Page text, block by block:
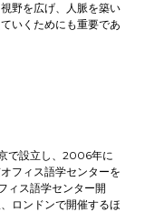
野を広げ、人脈を築い
いくためにも重要であ
で設立し、2006年に
フィス語学センターを
ィス語学センター開
ロンドンで開催するほ